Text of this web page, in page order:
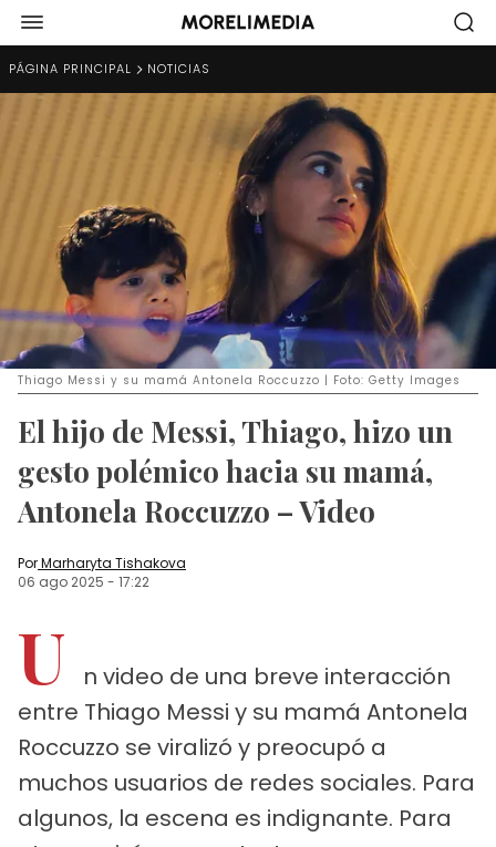
PÁGINA PRINCIPAL NOTICIAS
Thiago Messi y su mamá Antonela Roccuzzo | Foto: Getty Images
El hijo de Messi, Thiago, hizo un
gesto polémico hacia su mamá,
Antonela Roccuzzo – Video
PorMarharyta Tishakova
06 ago 2025 - 17:22
U
n video de una breve interacción
entre Thiago Messi y su mamá Antonela
Roccuzzo se viralizó y preocupó a
muchos usuarios de redes sociales. Para
algunos, la escena es indignante. Para